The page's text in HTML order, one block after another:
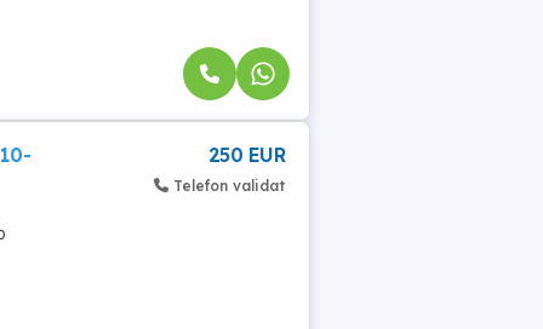
250 EUR
Telefon validat